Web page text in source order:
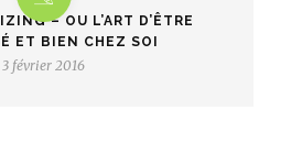
– OU L’ART D’ÊTRE
ET BIEN CHEZ SOI
3 février 2016